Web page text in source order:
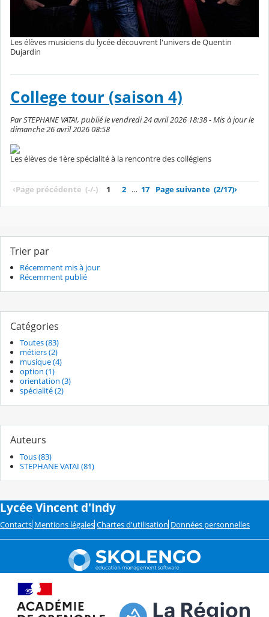
Les élèves musiciens du lycée découvrent l'univers de Quentin
Dujardin
College tour (saison 4)
Par STEPHANE VATAI, publié le vendredi 24 avril 2026 18:38 - Mis à jour le
dimanche 26 avril 2026 08:58
Les élèves de 1ère spécialité à la rencontre des collégiens
‹Page précédente (-/-) 1 2 … 17 Page suivante (2/17)›
Trier par
Récemment mis à jour
Récemment publié
Catégories
Toutes (83)
métiers (2)
musique (4)
option (1)
orientation (3)
spécialité (2)
Auteurs
Tous (83)
STEPHANE VATAI (81)
Lycée Vincent d'Indy
Contacts Mentions légales Chartes d'utilisation Données personnelles